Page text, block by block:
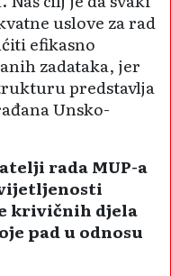
uslove za rad
efikasno
zadata­ka, jer
predstavlja
Unsko-
rada MUP-a
krivičnih djela
pad u odnosu